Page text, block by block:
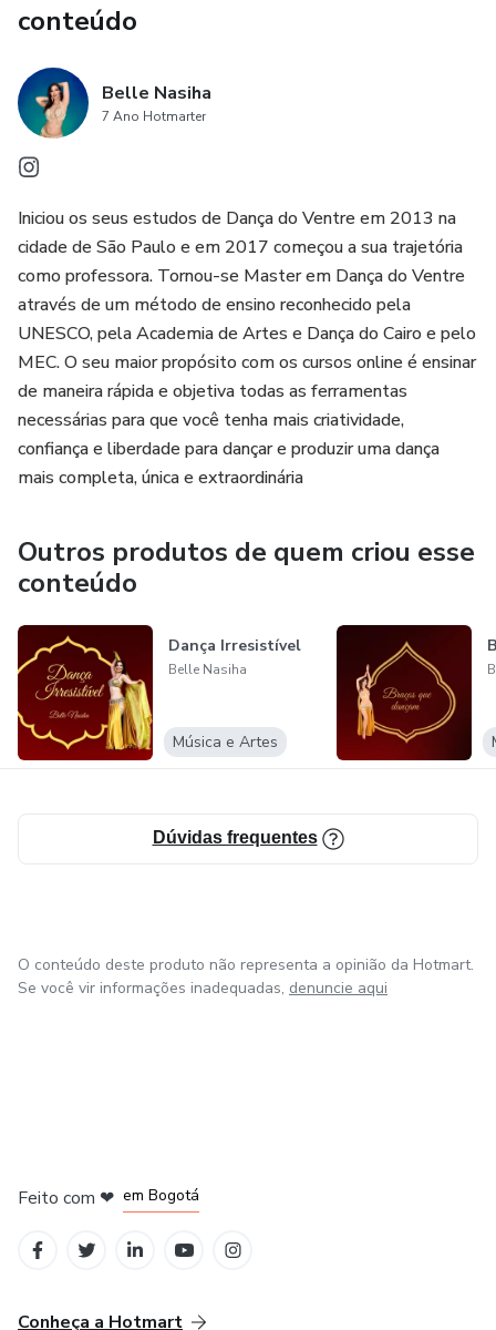
conteúdo
Belle Nasiha
7 Ano Hotmarter
Iniciou os seus estudos de Dança do Ventre em 2013 na
cidade de São Paulo e em 2017 começou a sua trajetória
como professora. Tornou-se Master em Dança do Ventre
através de um método de ensino reconhecido pela
UNESCO, pela Academia de Artes e Dança do Cairo e pelo
MEC. O seu maior propósito com os cursos online é ensinar
de maneira rápida e objetiva todas as ferramentas
necessárias para que você tenha mais criatividade,
confiança e liberdade para dançar e produzir uma dança
mais completa, única e extraordinária
Outros produtos de quem criou esse
conteúdo
Dança Irresistível
Belle Nasiha
Música e Artes
Dúvidas frequentes
O conteúdo deste produto não representa a opinião da Hotmart.
Se você vir informações inadequadas, denuncie aqui
Feito com ❤ em Bogotá
Conheça a Hotmart